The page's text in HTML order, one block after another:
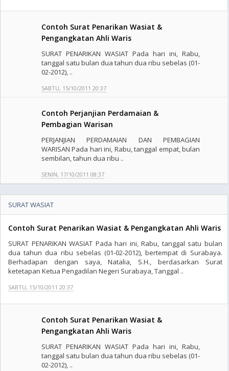
Contoh Surat Penarikan Wasiat &
Pengangkatan Ahli Waris
SURAT PENARIKAN WASIAT Pada hari ini, Rabu,
tanggal satu bulan dua tahun dua ribu sebelas (01-
02-2012), ..
SABTU, 15/10/2011 20:37
Contoh Perjanjian Perdamaian &
Pembagian Warisan
PERJANJIAN PERDAMAIAN DAN PEMBAGIAN
WARISAN Pada hari ini, Rabu, tanggal empat, bulan
sembilan, tahun dua ribu ..
SENIN, 17/10/2011 08:37
SURAT WASIAT
Contoh Surat Penarikan Wasiat & Pengangkatan Ahli Waris
SURAT PENARIKAN WASIAT Pada hari ini, Rabu, tanggal satu bulan
dua tahun dua ribu sebelas (01-02-2012), bertempat di Surabaya.
Berhadapan dengan saya, Natalia, S.H., berdasarkan Surat
ketetapan Ketua Pengadilan Negeri Surabaya, Tanggal ..
SABTU, 15/10/2011 20:37
Contoh Surat Penarikan Wasiat &
Pengangkatan Ahli Waris
SURAT PENARIKAN WASIAT Pada hari ini, Rabu,
tanggal satu bulan dua tahun dua ribu sebelas (01-
02-2012), ..